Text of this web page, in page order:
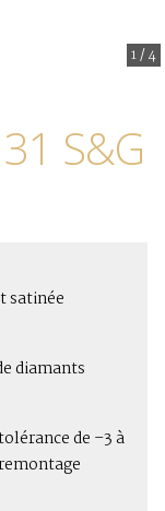
1/4
S&G
satinée
diamants
de –3 à